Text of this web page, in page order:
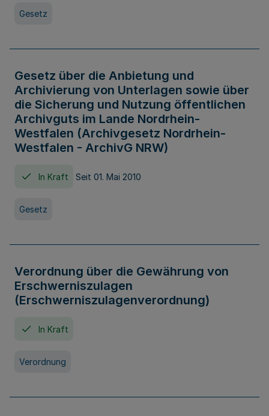
Gesetz
Gesetz über die Anbietung und
Archivierung von Unterlagen sowie über
die Sicherung und Nutzung öffentlichen
Archivguts im Lande Nordrhein-
Westfalen (Archivgesetz Nordrhein-
Westfalen - ArchivG NRW)
In Kraft Seit 01. Mai 2010
Gesetz
Verordnung über die Gewährung von
Erschwerniszulagen
(Erschwerniszulagenverordnung)
In Kraft
Verordnung